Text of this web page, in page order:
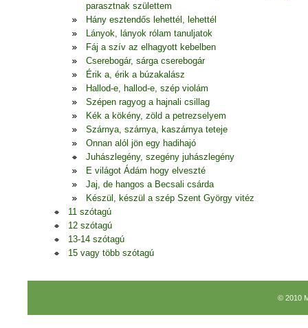
parasztnak születtem
Hány esztendős lehettél, lehettél
Lányok, lányok rólam tanuljatok
Fáj a szív az elhagyott kebelben
Cserebogár, sárga cserebogár
Érik a, érik a búzakalász
Hallod-e, hallod-e, szép violám
Szépen ragyog a hajnali csillag
Kék a kökény, zöld a petrezselyem
Szárnya, szárnya, kaszárnya teteje
Onnan alól jön egy hadihajó
Juhászlegény, szegény juhászlegény
E világot Ádám hogy elveszté
Jaj, de hangos a Becsali csárda
Készül, készül a szép Szent György vitéz
11 szótagú
12 szótagú
13-14 szótagú
15 vagy több szótagú
© 2010